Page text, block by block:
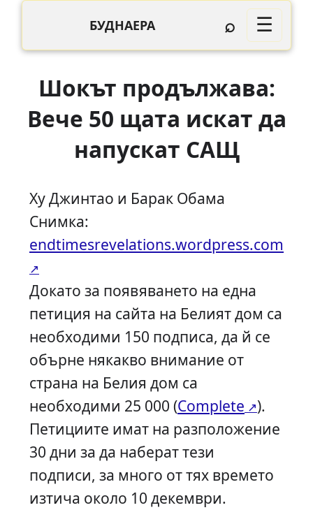
БУДНАЕРА ⌕ ☰
Шокът продължава:
Вече 50 щата искат да
напускат САЩ
Ху Джинтао и Барак Обама
Снимка:
endtimesrevelations.wordpress.com
Докато за появяването на една
петиция на сайта на Белият дом са
необходими 150 подписа, да й се
обърне някакво внимание от
страна на Белия дом са
необходими 25 000 (Complete
).
Петициите имат на разположение
30 дни за да наберат тези
подписи, за много от тях времето
изтича около 10 декември.